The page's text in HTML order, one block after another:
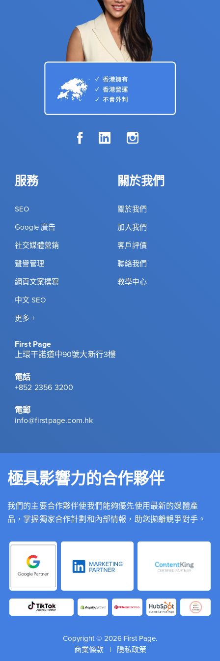
服務
SEO
Google 廣告
社交媒體營銷
聲譽管理
網頁文案撰寫
中文 SEO
更多 +
關於我們
關於我們
加入我們
客戶評價
聯絡我們
教學中心
First Page
上環干諾道中90號大新行3樓
電話
+852 2356 3200
電郵
info@firstpage.com.hk
極具影響力的合作夥伴
我們的主要合作夥伴使我們能夠優先使用最新的媒體產
品，掌握獨家合作計劃和內部情報，助您拋離競爭對手。
Copyright © 2026 First Page.
商業條款
| 隱私政策